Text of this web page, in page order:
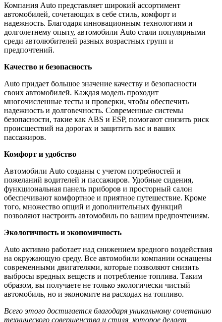
Компания Auto представляет широкий ассортимент
автомобилей, сочетающих в себе стиль, комфорт и
надежность. Благодаря инновационным технологиям и
долголетнему опыту, автомобили Auto стали популярными
среди автолюбителей разных возрастных групп и
предпочтений.
Качество и безопасность
Auto придает большое значение качеству и безопасности
своих автомобилей. Каждая модель проходит
многочисленные тесты и проверки, чтобы обеспечить
надежность и долговечность. Современные системы
безопасности, такие как ABS и ESP, помогают снизить риск
происшествий на дорогах и защитить вас и ваших
пассажиров.
Комфорт и удобство
Автомобили Auto созданы с учетом потребностей и
пожеланий водителей и пассажиров. Удобные сидения,
функциональная панель приборов и просторный салон
обеспечивают комфортное и приятное путешествие. Кроме
того, множество опций и дополнительных функций
позволяют настроить автомобиль по вашим предпочтениям.
Экологичность и экономичность
Auto активно работает над снижением вредного воздействия
на окружающую среду. Все автомобили компании оснащены
современными двигателями, которые позволяют снизить
выбросы вредных веществ и потребление топлива. Таким
образом, вы получаете не только экологически чистый
автомобиль, но и экономите на расходах на топливо.
Всего этого достигается благодаря уникальному сочетанию
технического совершенства и стиля, которое делает